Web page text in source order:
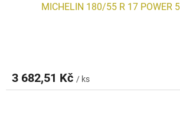
MICHELIN 180/55 R 17 POWER
3 682,51 Kč / ks